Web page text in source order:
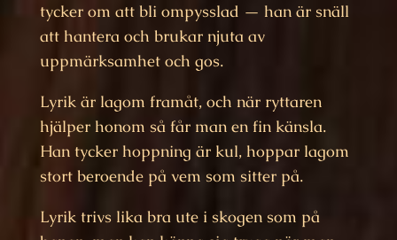
tycker om att bli ompysslad — han är snäll
att hantera och brukar njuta av
uppmärksamhet och gos.
Lyrik är lagom framåt, och när ryttaren
hjälper honom så får man en fin känsla.
Han tycker hoppning är kul, hoppar lagom
stort beroende på vem som sitter på.
Lyrik trivs lika bra ute i skogen som på